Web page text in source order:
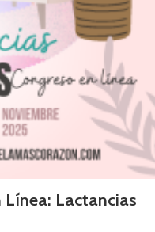
Lactancias